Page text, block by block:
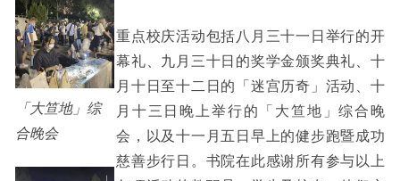
「大笪地」综
合晚会
重点校庆活动包括八月三十一日举行的开
幕礼、九月三十日的奖学金颁奖典礼、十
月十日至十二日的「迷宫历奇」活动、十
月十三日晚上举行的「大笪地」综合晚
会，以及十一月五日早上的健步跑暨成功
慈善步行日。书院在此感谢所有参与以上